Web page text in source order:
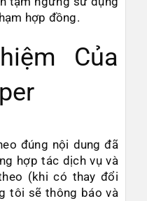
hợp đồng.
Của
đúng nội dung đã
hợp tác dịch vụ và
(khi có thay đổi
tôi sẽ thông báo và